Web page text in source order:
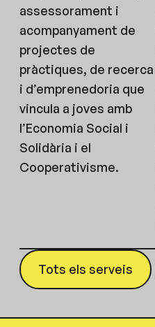
Tots els serveis
assessorament i
acompanyament de
projectes de
pràctiques, de recerca
i d’emprenedoria que
vincula a joves amb
l’Economia Social i
Solidària i el
Cooperativisme.